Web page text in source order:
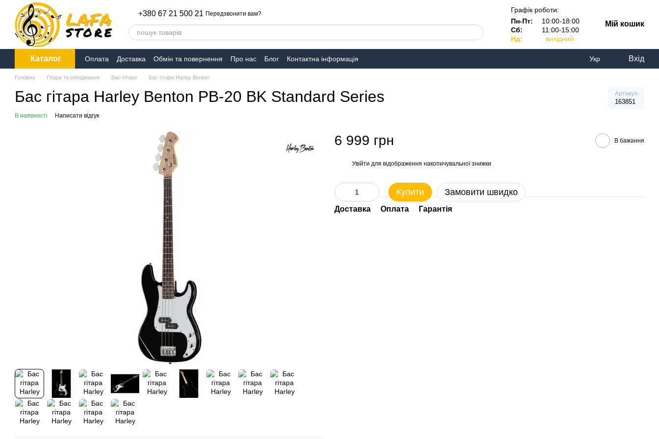
Перейти до основного контенту
+380 67 21 500 21 Передзвонити вам?
Графік роботи:
Пн-Пт:
10:00-18:00
Сб:
11:00-15:00
Нд:
вихідний
Мій кошик
Каталог Оплата Доставка Обмін та повернення Про нас Блог Контактна інформація Укр Вхід
Головна Гітари та обладнання Бас-гітари Бас-гітари Harley Benton
Бас гітара Harley Benton PB-20 BK Standard Series Артикул
163851
В наявності Написати відгук
6 999 грн В бажання
Увійти для відображення накопичувальної знижки
Купити Замовити швидко
Доставка Оплата Гарантія